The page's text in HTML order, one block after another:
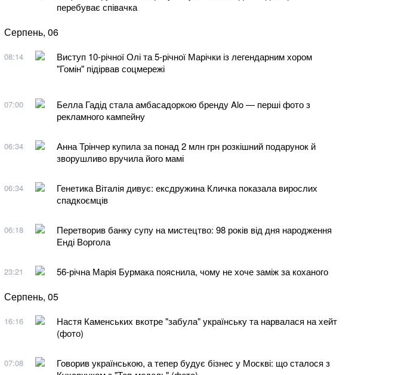
перебуває співачка
Серпень, 06
08:14
Виступ 10-річної Олі та 5-річної Марічки із легендарним хором
"Гомін" підірвав соцмережі
07:00
Белла Гадід стала амбасадоркою бренду Alo — перші фото з
рекламного кампейну
06:34
Анна Трінчер купила за понад 2 млн грн розкішний подарунок й
зворушливо вручила його мамі
06:34
Генетика Віталія дивує: ексдружина Кличка показала вирослих
спадкоємців
06:18
Перетворив банку супу на мистецтво: 98 років від дня народження
Енді Воргола
23:21 56-річна Марія Бурмака пояснила, чому не хоче заміж за коханого
Серпень, 05
16:16
Настя Каменських вкотре "забула" українську та нарвалася на хейт
(фото)
07:08
Говорив українською, а тепер будує бізнес у Москві: що сталося з